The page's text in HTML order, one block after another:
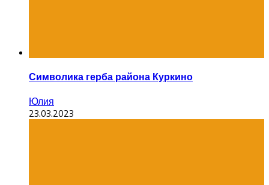
Символика герба района Куркино
Юлия
23.03.2023